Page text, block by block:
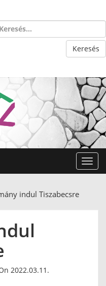
indul Tiszabecsre
2022.03.11.